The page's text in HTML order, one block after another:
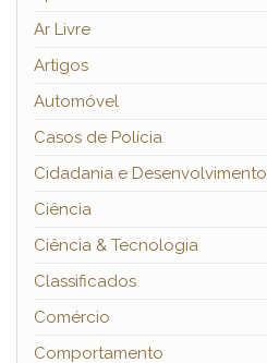
Ar Livre
Artigos
Automóvel
Casos de Polícia
Cidadania e Desenvolvimento
Ciência
Ciência & Tecnologia
Classificados
Comércio
Comportamento